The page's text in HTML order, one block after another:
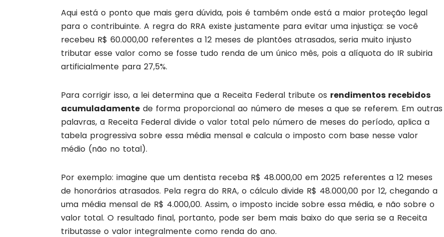
Aqui está o ponto que mais gera dúvida, pois é também onde está a maior proteção legal
para o contribuinte. A regra do RRA existe justamente para evitar uma injustiça: se você
recebeu R$ 60.000,00 referentes a 12 meses de plantões atrasados, seria muito injusto
tributar esse valor como se fosse tudo renda de um único mês, pois a alíquota do IR subiria
artificialmente para 27,5%.
Para corrigir isso, a lei determina que a Receita Federal tribute os rendimentos recebidos
acumuladamente de forma proporcional ao número de meses a que se referem. Em outras
palavras, a Receita Federal divide o valor total pelo número de meses do período, aplica a
tabela progressiva sobre essa média mensal e calcula o imposto com base nesse valor
médio (não no total).
Por exemplo: imagine que um dentista receba R$ 48.000,00 em 2025 referentes a 12 meses
de honorários atrasados. Pela regra do RRA, o cálculo divide R$ 48.000,00 por 12, chegando a
uma média mensal de R$ 4.000,00. Assim, o imposto incide sobre essa média, e não sobre o
valor total. O resultado final, portanto, pode ser bem mais baixo do que seria se a Receita
tributasse o valor integralmente como renda do ano.